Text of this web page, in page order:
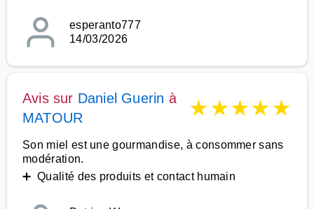
esperanto777
14/03/2026
Avis sur Daniel Guerin à
MATOUR
★★★★★
Son miel est une gourmandise, à consommer sans
modération.
➕ Qualité des produits et contact humain